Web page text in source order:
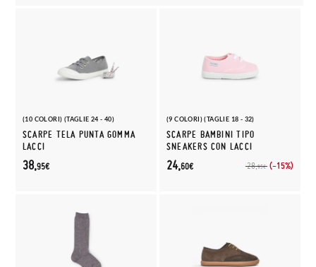
(10 COLORI) (TAGLIE 24 - 40)
SCARPE TELA PUNTA GOMMA
LACCI
38,95€
(9 COLORI) (TAGLIE 18 - 32)
SCARPE BAMBINI TIPO
SNEAKERS CON LACCI
28,95€ (-15%)
24,60€